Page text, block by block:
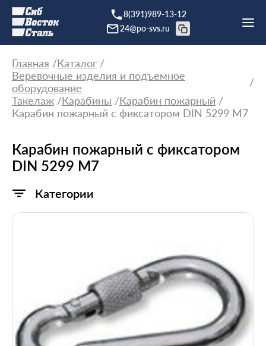
8(391)989-13-12
24@po-svs.ru
Главная
Каталог
Веревочные изделия и подъемное
оборудование
Такелаж
Карабины
Карабин пожарный
Карабин пожарный с фиксатором DIN 5299 М7
Карабин пожарный с фиксатором
DIN 5299 М7
Категории